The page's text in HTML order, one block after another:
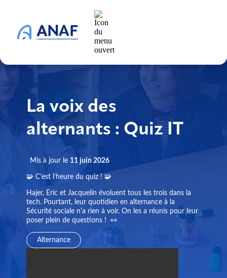
La voix des
alternants : Quiz IT
Mis à jour le 11 juin 2026
🧩 C’est l’heure du quiz ! 🧩
Hajer, Eric et Jacquelin évoluent tous les trois dans la
tech. Pourtant, leur quotidien en alternance à la
Sécurité sociale n'a rien à voir. On les a réunis pour leur
poser plein de questions ! 👀
Alternance